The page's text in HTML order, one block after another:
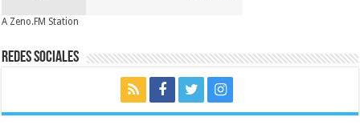
A Zeno.FM Station
Redes Sociales